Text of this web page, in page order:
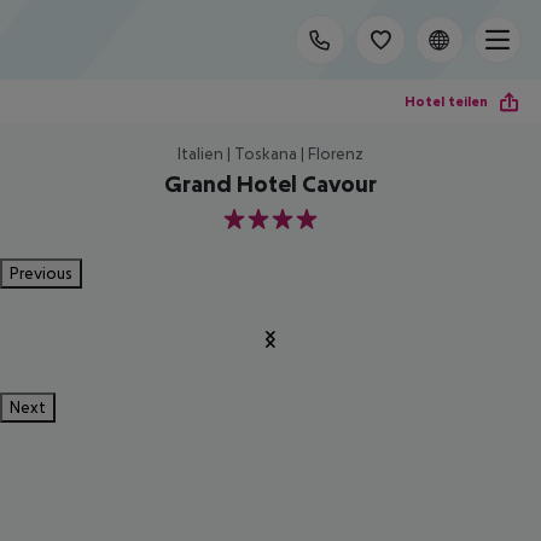
Hotel teilen
Italien | Toskana | Florenz
Grand Hotel Cavour
4
Previous
Next